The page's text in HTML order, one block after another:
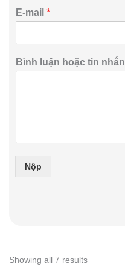
E
m
i
n
E-mail *
Bình luận hoặc tin nhắn
Nộp
Showing all 7 resultslatest